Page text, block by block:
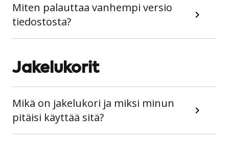
Miten palauttaa vanhempi versio
tiedostosta?
Jakelukorit
Mikä on jakelukori ja miksi minun
pitäisi käyttää sitä?